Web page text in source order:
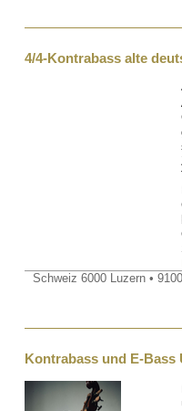
4/4-Kontrabass alte
Schweiz 6000 Luzern •
Kontrabass und E-